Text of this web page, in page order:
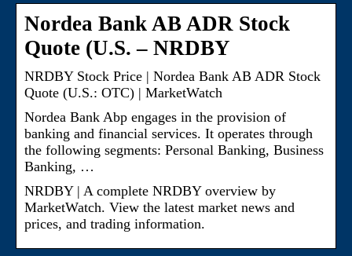
Nordea Bank AB ADR Stock
Quote (U.S. – NRDBY
NRDBY Stock Price | Nordea Bank AB ADR Stock
Quote (U.S.: OTC) | MarketWatch
Nordea Bank Abp engages in the provision of
banking and financial services. It operates through
the following segments: Personal Banking, Business
Banking, …
NRDBY | A complete NRDBY overview by
MarketWatch. View the latest market news and
prices, and trading information.